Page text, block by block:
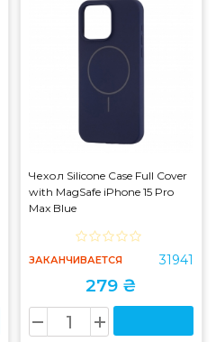
Чехол Silicone Case Full Cover
with MagSafe iPhone 15 Pro
Max Blue
ЗАКАНЧИВАЕТСЯ 31941
279 ₴